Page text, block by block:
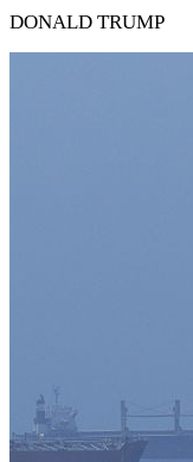
DONALD TRUMP